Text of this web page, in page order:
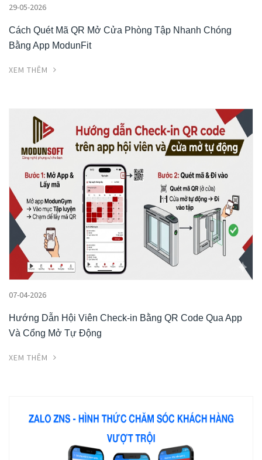
29-05-2026
Cách Quét Mã QR Mở Cửa Phòng Tập Nhanh Chóng
Bằng App ModunFit
XEM THÊM
07-04-2026
Hướng Dẫn Hội Viên Check-in Bằng QR Code Qua App
Và Cổng Mở Tự Động
XEM THÊM